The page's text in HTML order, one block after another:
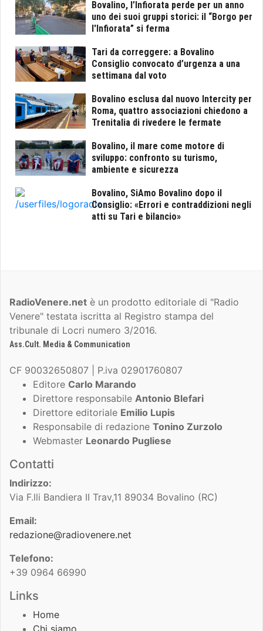
Bovalino, l’Infiorata perde per un anno
uno dei suoi gruppi storici: il “Borgo per
l'Infiorata” si ferma
Tari da correggere: a Bovalino
Consiglio convocato d’urgenza a una
settimana dal voto
Bovalino esclusa dal nuovo Intercity per
Roma, quattro associazioni chiedono a
Trenitalia di rivedere le fermate
Bovalino, il mare come motore di
sviluppo: confronto su turismo,
ambiente e sicurezza
Bovalino, SiAmo Bovalino dopo il
Consiglio: «Errori e contraddizioni negli
atti su Tari e bilancio»
RadioVenere.net è un prodotto editoriale di "Radio
Venere" testata iscritta al Registro stampa del
tribunale di Locri numero 3/2016.
Ass.Cult. Media & Communication
CF 90032650807 | P.iva 02901760807
Editore Carlo Marando
Direttore responsabile Antonio Blefari
Direttore editoriale Emilio Lupis
Responsabile di redazione Tonino Zurzolo
Webmaster Leonardo Pugliese
Contatti
Indirizzo:
Via F.lli Bandiera II Trav,11 89034 Bovalino (RC)
Email:
redazione@radiovenere.net
Telefono:
+39 0964 66990
Links
Home
Chi siamo